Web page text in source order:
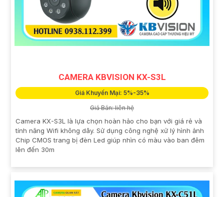
CAMERA KBVISION KX-S3L
Giá Khuyến Mại: 5%-35%
Giá Bán: liên hệ
Camera KX-S3L là lựa chọn hoàn hảo cho bạn với giá rẻ và
tính năng Wifi không dây. Sử dụng công nghệ xử lý hình ảnh
Chip CMOS trang bị đèn Led giúp nhìn có màu vào ban đêm
lên đến 30m